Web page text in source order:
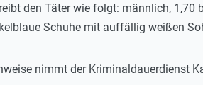
den Täter wie folgt: männlich,
Schuhe mit auffällig weißen
nimmt der Kriminaldauerdienst